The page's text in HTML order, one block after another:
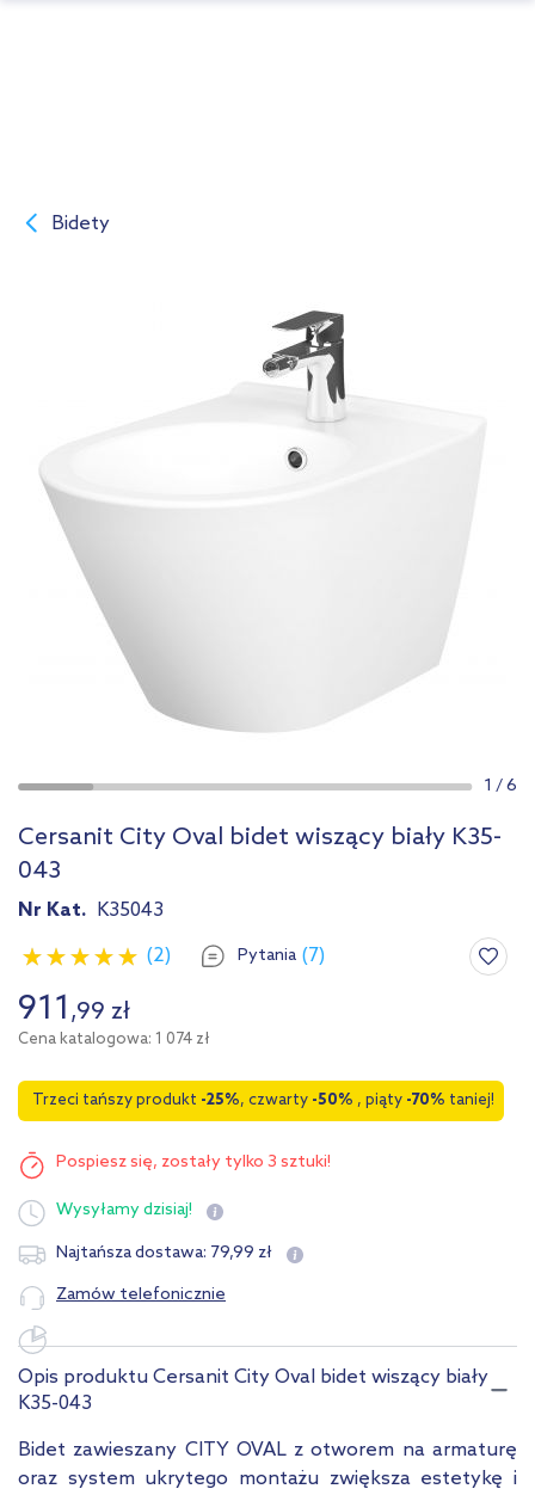
Bidety
1 /6
Cersanit City Oval bidet wiszący biały K35-
043
Nr Kat. K35043
(2)
Pytania (7)
911 ,99 zł
Cena katalogowa: 1 074 zł
Trzeci tańszy produkt -25%, czwarty -50% , piąty -70% taniej!
Pospiesz się, zostały tylko 3 sztuki!
Wysyłamydzisiaj!
Najtańsza dostawa: 79,99 zł
Zamów telefonicznie
Opis produktu Cersanit City Oval bidet wiszący biały
K35-043
Bidet zawieszany CITY OVAL z otworem na armaturę
oraz system ukrytego montażu zwiększa estetykę i